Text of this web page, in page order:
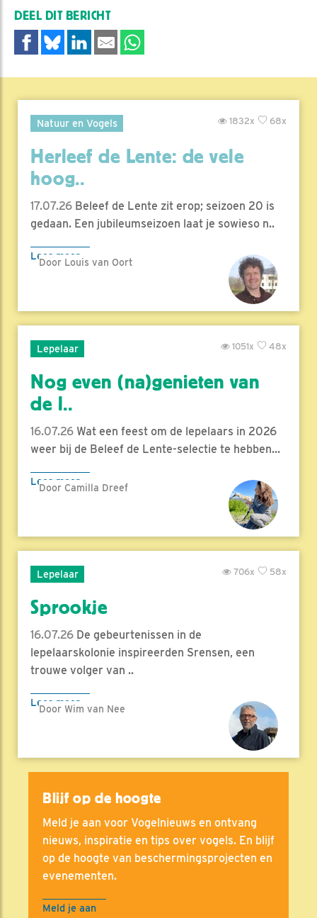
DEEL DIT BERICHT
Natuur en Vogels 68x
1832x
Herleef de Lente: de vele
hoog..
17.07.26 Beleef de Lente zit erop; seizoen 20 is
gedaan. Een jubileumseizoen laat je sowieso n..
Lees meer
Door Louis van Oort
Lepelaar 48x
1051x
Nog even (na)genieten van
de l..
16.07.26 Wat een feest om de lepelaars in 2026
weer bij de Beleef de Lente-selectie te hebben...
Lees meer
Door Camilla Dreef
Lepelaar 58x
706x
Sprookje
16.07.26 De gebeurtenissen in de
lepelaarskolonie inspireerden Srensen, een
trouwe volger van ..
Lees meer
Door Wim van Nee
Blijf op de hoogte
Meld je aan voor Vogelnieuws en ontvang
nieuws, inspiratie en tips over vogels. En blijf
op de hoogte van beschermingsprojecten en
evenementen.
Meld je aan